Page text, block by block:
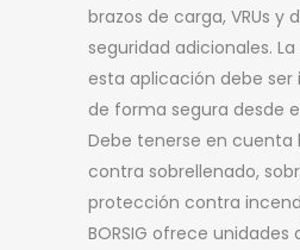
brazos de carga, VRUs y
seguridad adicionales.
esta aplicación debe
de forma segura desde
Debe tenerse en cuenta
contra sobrellenado,
protección contra
BORSIG ofrece unidades